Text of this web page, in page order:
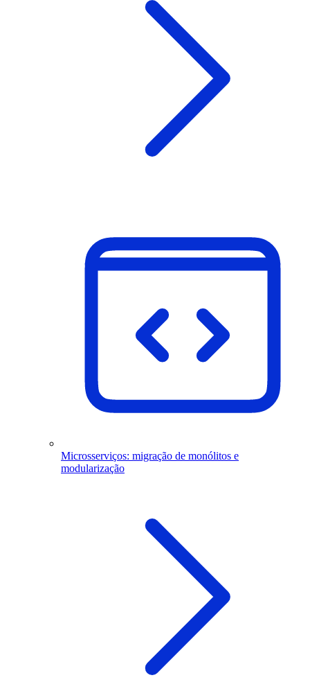
Microsserviços: migração de monólitos e
modularização